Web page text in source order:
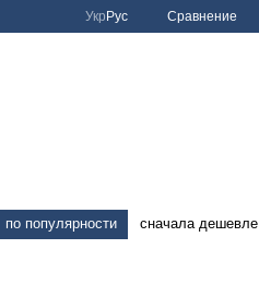
Укр Рус Сравнение
по популярности сначала дешевле